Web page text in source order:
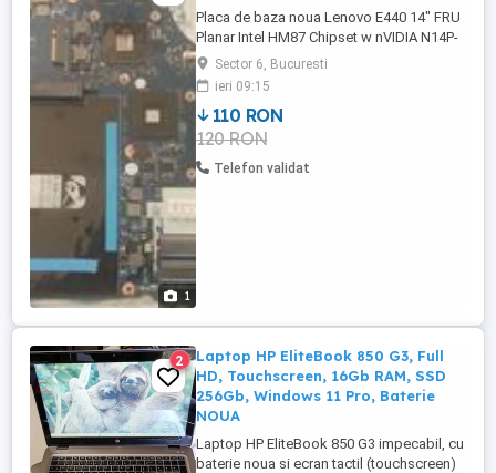
1
Placa de baza noua Lenovo E440 14" FRU
Planar Intel HM87 Chipset w nVIDIA N14P-
GV2 2GB, 04X4968
Sector 6, Bucuresti
ieri 09:15
110 RON
120 RON
Telefon validat
2
Laptop HP EliteBook 850 G3, Full
HD, Touchscreen, 16Gb RAM, SSD
256Gb, Windows 11 Pro, Baterie
NOUA
Laptop HP EliteBook 850 G3 impecabil, cu
baterie noua si ecran tactil (touchscreen)